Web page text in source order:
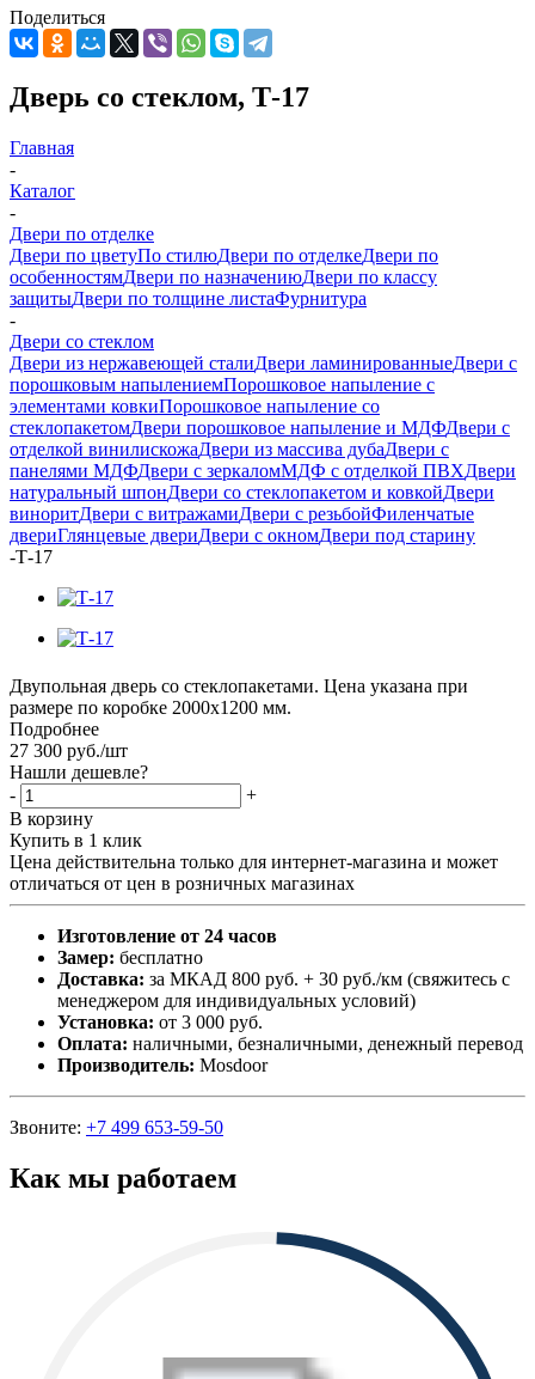
Поделиться
Дверь со стеклом, Т-17
Главная
-
Каталог
-
Двери по отделке
Двери по цветуПо стилюДвери по отделкеДвери по
особенностямДвери по назначениюДвери по классу
защитыДвери по толщине листаФурнитура
-
Двери со стеклом
Двери из нержавеющей сталиДвери ламинированныеДвери с
порошковым напылениемПорошковое напыление с
элементами ковкиПорошковое напыление со
стеклопакетомДвери порошковое напыление и МДФДвери с
отделкой винилискожаДвери из массива дубаДвери с
панелями МДФДвери с зеркаломМДФ с отделкой ПВХДвери
натуральный шпонДвери со стеклопакетом и ковкойДвери
виноритДвери с витражамиДвери с резьбойФиленчатые
двериГлянцевые двериДвери с окномДвери под старину
-Т-17
Двупольная дверь со стеклопакетами. Цена указана при
размере по коробке 2000х1200 мм.
Подробнее
27 300 руб./шт
Нашли дешевле?
-
+
В корзину
Купить в 1 клик
Цена действительна только для интернет-магазина и может
отличаться от цен в розничных магазинах
Изготовление от 24 часов
Замер: бесплатно
Доставка: за МКАД 800 руб. + 30 руб./км (свяжитесь с
менеджером для индивидуальных условий)
Установка: от 3 000 руб.
Оплата: наличными, безналичными, денежный перевод
Производитель: Mosdoor
Звоните: +7 499 653-59-50
Как мы работаем